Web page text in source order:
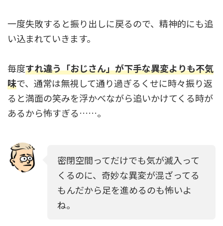
一度失敗すると振り出しに戻るので、精神的にも追
い込まれていきます。
毎度すれ違う「おじさん」が下手な異変よりも不気
味で、通常は無視して通り過ぎるくせに時々振り返
ると満面の笑みを浮かべながら追いかけてくる時が
あるから怖すぎる……。
密閉空間ってだけでも気が滅入って
くるのに、奇妙な異変が混ざってる
もんだから足を進めるのも怖いよ
ね。